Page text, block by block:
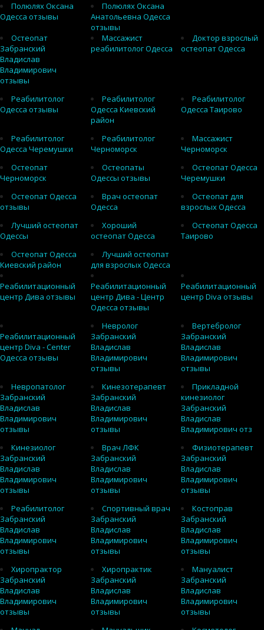
Полюлях Оксана
Одесса отзывы
Полюлях Оксана
Анатольевна Одесса
отзывы
Остеопат
Забранский
Владислав
Владимирович
отзывы
Массажист
реабилитолог Одесса
Доктор взрослый
остеопат Одесса
Реабилитолог
Одесса отзывы
Реабилитолог
Одесса Киевский
район
Реабилитолог
Одесса Таирово
Реабилитолог
Одесса Черемушки
Реабилитолог
Черноморск
Массажист
Черноморск
Остеопат
Черноморск
Остеопаты
Одессы отзывы
Остеопат Одесса
Черемушки
Остеопат Одесса
отзывы
Врач остеопат
Одесса
Остеопат для
взрослых Одесса
Лучший остеопат
Одессы
Хороший
остеопат Одесса
Остеопат Одесса
Таирово
Остеопат Одесса
Киевский район
Лучший остеопат
для взрослых Одесса
Реабилитационный
центр Дива отзывы
Реабилитационный
центр Дива - Центр
Одесса отзывы
Реабилитационный
центр Diva отзывы
Реабилитационный
центр Diva - Center
Одесса отзывы
Невролог
Забранский
Владислав
Владимирович
отзывы
Вертебролог
Забранский
Владислав
Владимирович
отзывы
Невропатолог
Забранский
Владислав
Владимирович
отзывы
Кинезотерапевт
Забранский
Владислав
Владимирович
отзывы
Прикладной
кинезиолог
Забранский
Владислав
Владимирович отз
Кинезиолог
Забранский
Владислав
Владимирович
отзывы
Врач ЛФК
Забранский
Владислав
Владимирович
отзывы
Физиотерапевт
Забранский
Владислав
Владимирович
отзывы
Реабилитолог
Забранский
Владислав
Владимирович
отзывы
Спортивный врач
Забранский
Владислав
Владимирович
отзывы
Костоправ
Забранский
Владислав
Владимирович
отзывы
Хиропрактор
Забранский
Владислав
Владимирович
отзывы
Хиропрактик
Забранский
Владислав
Владимирович
отзывы
Мануалист
Забранский
Владислав
Владимирович
отзывы